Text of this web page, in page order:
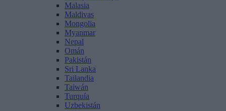
Malasia
Maldivas
Mongolia
Myanmar
Nepal
Omán
Pakistán
Sri Lanka
Tailandia
Taiwán
Turquía
Uzbekistán